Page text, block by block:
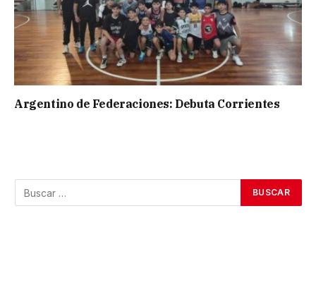
Argentino de Federaciones: Debuta Corrientes